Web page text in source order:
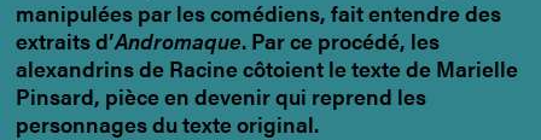
manipulées par les comédiens, fait entendre des
extraits d’Andromaque. Par ce procédé, les
alexandrins de Racine côtoient le texte de Marielle
Pinsard, pièce en devenir qui reprend les
personnages du texte original.